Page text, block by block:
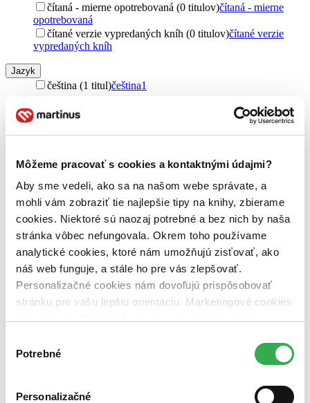
Môžeme pracovať s cookies a kontaktnými údajmi?
Aby sme vedeli, ako sa na našom webe správate, a
mohli vám zobraziť tie najlepšie tipy na knihy, zbierame
cookies. Niektoré sú naozaj potrebné a bez nich by naša
stránka vôbec nefungovala. Okrem toho používame
analytické cookies, ktoré nám umožňujú zisťovať, ako
náš web funguje, a stále ho pre vás zlepšovať.
Personalizačné cookies nám dovoľujú prispôsobovať
stránku pre vašu lepšiu orientáciu. Marketingové cookies
nám pomohlo, keby sme mohli používať všetky tieto
súhlasu
Potrebné
Personalizačné
čítaná - mierne opotrebovaná (0 titulov)čítaná - mierne
opotrebovaná
čítané verzie vypredaných kníh (0 titulov)čítané verzie
vypredaných kníh
Jazyk
čeština (1 titul)čeština1
Téma
C. H. Beck (1 titul)C. H. Beck1
Väzba
brožovaná väzba (1 titul)brožovaná väzba1
Zoradiť
Bestsellery
Novinky
Najdrahšie